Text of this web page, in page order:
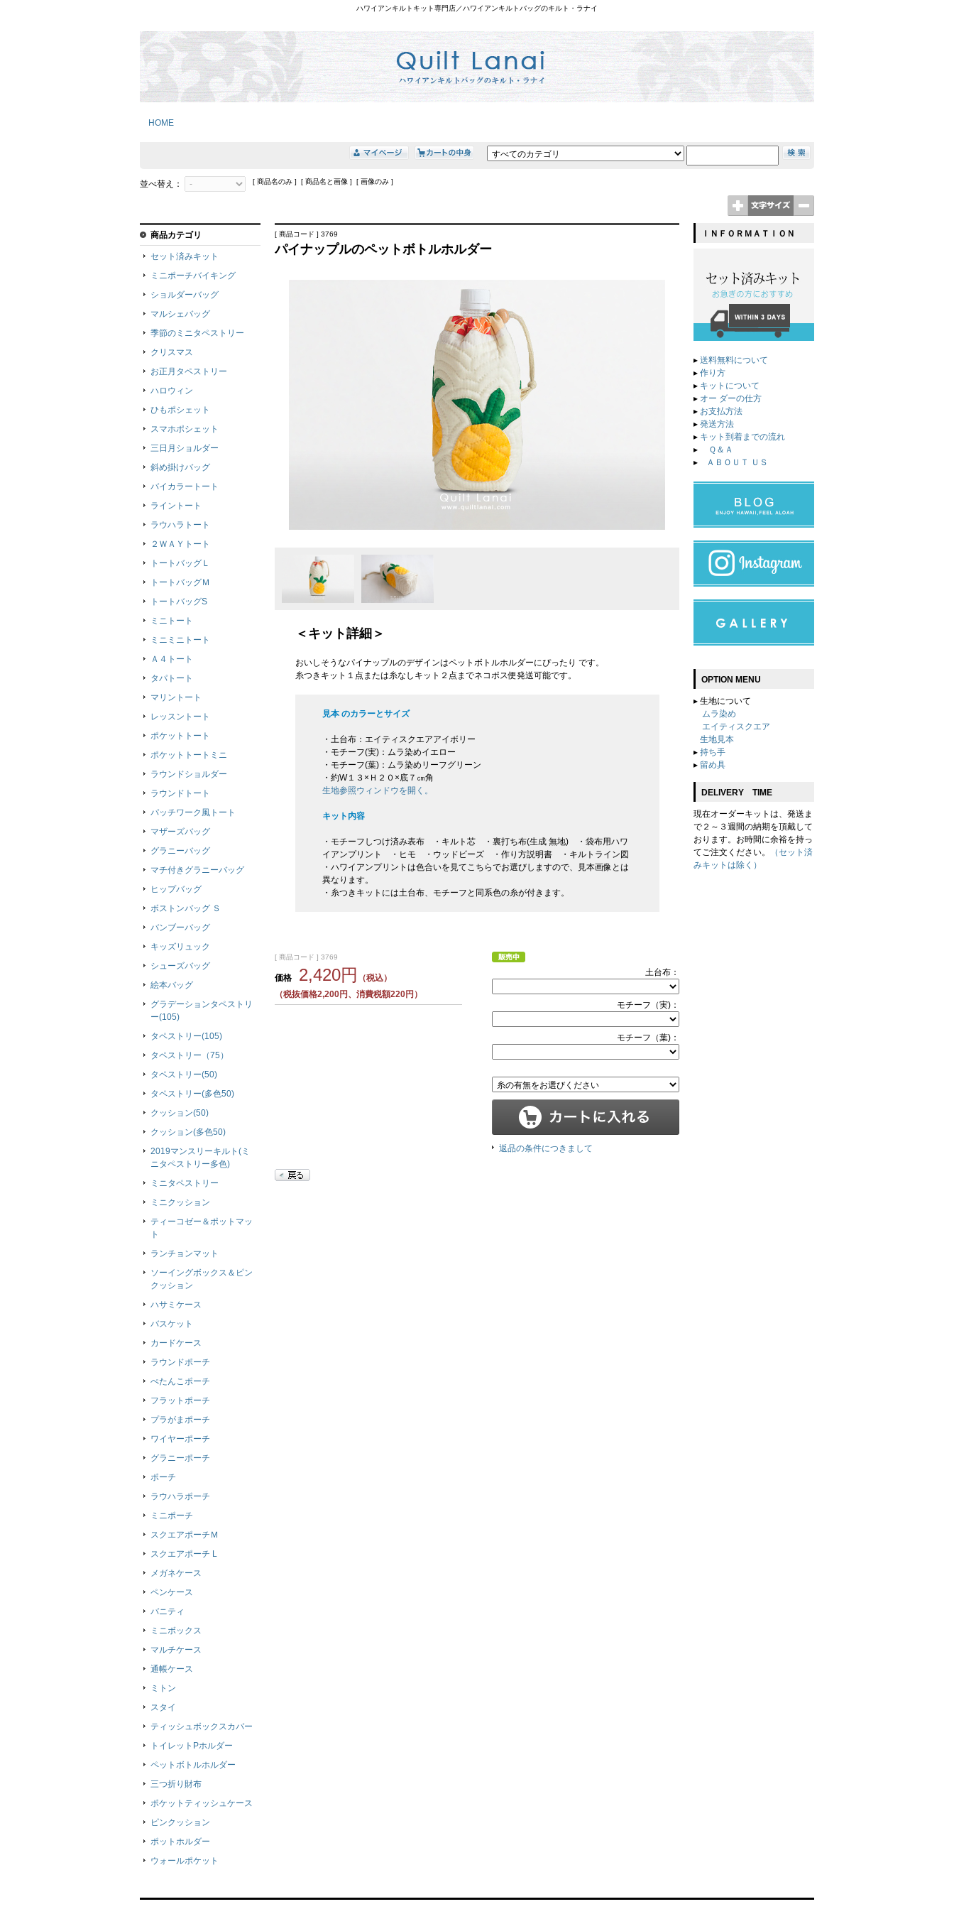
ハワイアンキルトキット専門店／ハワイアンキルトバッグのキルト・ラナイ
HOME
並べ替え： [ 商品名のみ ] [ 商品名と画像 ] [ 画像のみ ]
[ 商品コード ] 3769
パイナップルのペットボトルホルダー
＜キット詳細＞
おいしそうなパイナップルのデザインはペットボトルホルダーにぴったり です。
糸つきキット１点または糸なしキット２点までネコポス便発送可能です。
見本 のカラーとサイズ
・土台布：エイティスクエアアイボリー
・モチーフ(実)：ムラ染めイエロー
・モチーフ(葉)：ムラ染めリーフグリーン
・約W１３×Ｈ２０×底７㎝角
生地参照ウィンドウを開く。
キット内容
・モチーフしつけ済み表布 ・キルト芯 ・裏打ち布(生成 無地) ・袋布用ハワ
イアンプリント ・ヒモ ・ウッドビーズ ・作り方説明書 ・キルトライン図
・ハワイアンプリントは色合いを見てこちらでお選びしますので、見本画像とは
異なります。
・糸つきキットには土台布、モチーフと同系色の糸が付きます。
[ 商品コード ] 3769
価格 2,420円
（税込）
（税抜価格2,200円、消費税額220円）
土台布：
モチーフ（実)：
モチーフ（葉)：
返品の条件につきまして
商品カテゴリ
セット済みキット
ミニポーチバイキング
ショルダーバッグ
マルシェバッグ
季節のミニタペストリー
クリスマス
お正月タペストリー
ハロウィン
ひもポシェット
スマホポシェット
三日月ショルダー
斜め掛けバッグ
バイカラートート
ライントート
ラウハラトート
２ＷＡＹトート
トートバッグＬ
トートバッグＭ
トートバッグS
ミニトート
ミニミニトート
Ａ４トート
タパトート
マリントート
レッスントート
ポケットトート
ポケットトートミニ
ラウンドショルダー
ラウンドトート
パッチワーク風トート
マザーズバッグ
グラニーバッグ
マチ付きグラニーバッグ
ヒップバッグ
ボストンバッグ Ｓ
バンブーバッグ
キッズリュック
シューズバッグ
絵本バッグ
グラデーションタペストリ
ー(105)
タペストリー(105)
タペストリー（75）
タペストリー(50)
タペストリー(多色50)
クッション(50)
クッション(多色50)
2019マンスリーキルト(ミ
ニタペストリー多色)
ミニタペストリー
ミニクッション
ティーコゼー＆ポットマッ
ト
ランチョンマット
ソーイングボックス＆ピン
クッション
ハサミケース
バスケット
カードケース
ラウンドポーチ
ぺたんこポーチ
フラットポーチ
プラがまポーチ
ワイヤーポーチ
グラニーポーチ
ポーチ
ラウハラポーチ
ミニポーチ
スクエアポーチＭ
スクエアポーチ L
メガネケース
ペンケース
バニティ
ミニボックス
マルチケース
通帳ケース
ミトン
スタイ
ティッシュボックスカバー
トイレットPホルダー
ペットボトルホルダー
三つ折り財布
ポケットティッシュケース
ピンクッション
ポットホルダー
ウォールポケット
ＩＮＦＯＲＭＡＴＩＯＮ
▸ 送料無料について
▸ 作り方
▸ キットについて
▸ オー ダーの仕方
▸ お支払方法
▸ 発送方法
▸ キット到着までの流れ
▸
Ｑ＆Ａ
▸
ＡＢＯＵＴ ＵＳ
OPTION MENU
▸ 生地について
ムラ染め
エイティスクエア
生地見本
▸ 持ち手
▸ 留め具
DELIVERY TIME
現在オーダーキットは、発送ま
で２～３週間の納期を頂戴して
おります。お時間に余裕を持っ
てご注文ください。
（セット済
みキットは除く）